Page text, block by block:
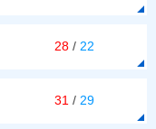
28 / 22
31 / 29